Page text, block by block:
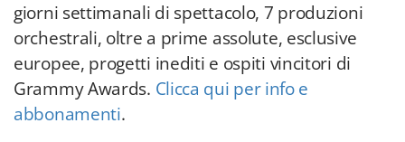
giorni settimanali di spettacolo, 7 produzioni
orchestrali, oltre a prime assolute, esclusive
europee, progetti inediti e ospiti vincitori di
Grammy Awards. Clicca qui per info e
abbonamenti.